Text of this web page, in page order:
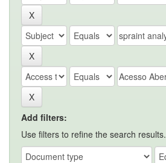
Add filters:
Use filters to refine the search results.